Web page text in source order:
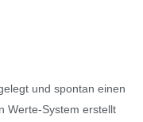
und spontan einen
Werte-System erstellt